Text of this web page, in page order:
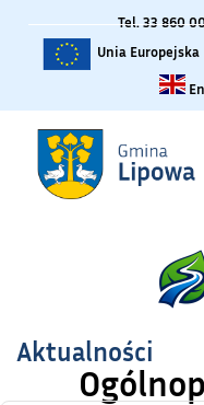
Tel. 33 860
Unia Europejska
Aktualności